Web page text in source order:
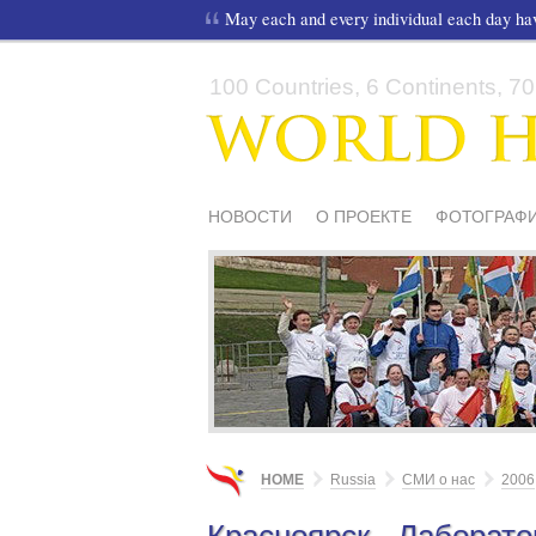
May each and every individual each day
100 Countries, 6 Continents,
НОВОСТИ О ПРОЕКТЕ
СМИ О НАС
ШКОЛЫ И ДЕТИ
HOME Russia СМИ о нас 2006